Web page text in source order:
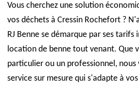
Vous cherchez une solution
vos déchets à Cressin Rochefort ?
RJ Benne se démarque par ses
location de benne tout venant. Que
particulier ou un professionnel, nous
service sur mesure qui s'adapte à